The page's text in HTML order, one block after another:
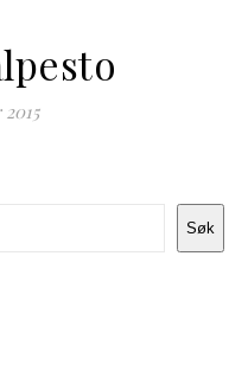
Søk